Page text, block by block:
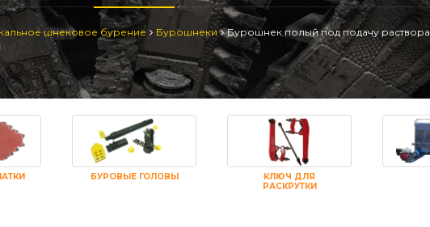
шнековое бурение Бурошнеки Бурошнек полый под подачу раствора
БУРОВЫЕ ГОЛОВЫ
КЛЮЧ ДЛЯ
РАСКРУТКИ